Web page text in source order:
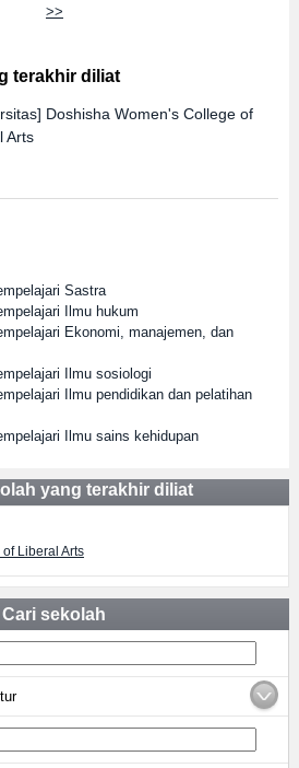
>>
terakhir diliat
Doshisha Women's College of
Arts
Sastra
Ilmu hukum
Ekonomi, manajemen, dan
Ilmu sosiologi
Ilmu pendidikan dan pelatihan
Ilmu sains kehidupan
yang terakhir diliat
Liberal Arts
Cari sekolah